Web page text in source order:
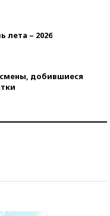
лета – 2026
добившиеся